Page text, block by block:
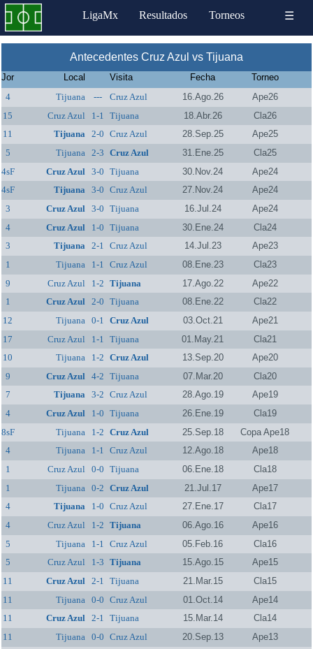
LigaMx Resultados Torneos ☰
Antecedentes Cruz Azul vs Tijuana
Jor Local Visita Fecha
Torneo
4
Tijuana --- Cruz Azul 16.Ago.26
Ape26
15
Cruz Azul 1-1 Tijuana 18.Abr.26
Cla26
11
Tijuana 2-0 Cruz Azul 28.Sep.25
Ape25
5
Tijuana 2-3 Cruz Azul 31.Ene.25
Cla25
4sF
Cruz Azul 3-0 Tijuana 30.Nov.24
Ape24
4sF
Tijuana 3-0 Cruz Azul 27.Nov.24
Ape24
3
Cruz Azul 3-0 Tijuana 16.Jul.24
Ape24
4
Cruz Azul 1-0 Tijuana 30.Ene.24
Cla24
3
Tijuana 2-1 Cruz Azul 14.Jul.23
Ape23
1
Tijuana 1-1 Cruz Azul 08.Ene.23
Cla23
9
Cruz Azul 1-2 Tijuana 17.Ago.22
Ape22
1
Cruz Azul 2-0 Tijuana 08.Ene.22
Cla22
12
Tijuana 0-1 Cruz Azul 03.Oct.21
Ape21
17
Cruz Azul 1-1 Tijuana 01.May.21
Cla21
10
Tijuana 1-2 Cruz Azul 13.Sep.20
Ape20
9
Cruz Azul 4-2 Tijuana 07.Mar.20
Cla20
7
Tijuana 3-2 Cruz Azul 28.Ago.19
Ape19
4
Cruz Azul 1-0 Tijuana 26.Ene.19
Cla19
8sF
Tijuana 1-2 Cruz Azul 25.Sep.18
Copa Ape18
4
Tijuana 1-1 Cruz Azul 12.Ago.18
Ape18
1
Cruz Azul 0-0 Tijuana 06.Ene.18
Cla18
1
Tijuana 0-2 Cruz Azul 21.Jul.17
Ape17
4
Tijuana 1-0 Cruz Azul 27.Ene.17
Cla17
4
Cruz Azul 1-2 Tijuana 06.Ago.16
Ape16
5
Tijuana 1-1 Cruz Azul 05.Feb.16
Cla16
5
Cruz Azul 1-3 Tijuana 15.Ago.15
Ape15
11
Cruz Azul 2-1 Tijuana 21.Mar.15
Cla15
11
Tijuana 0-0 Cruz Azul 01.Oct.14
Ape14
11
Cruz Azul 2-1 Tijuana 15.Mar.14
Cla14
11
Tijuana 0-0 Cruz Azul 20.Sep.13
Ape13